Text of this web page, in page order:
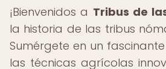
¡Bienvenidos a Tribus de
la historia de las tribus
Sumérgete en un
las técnicas agrícolas